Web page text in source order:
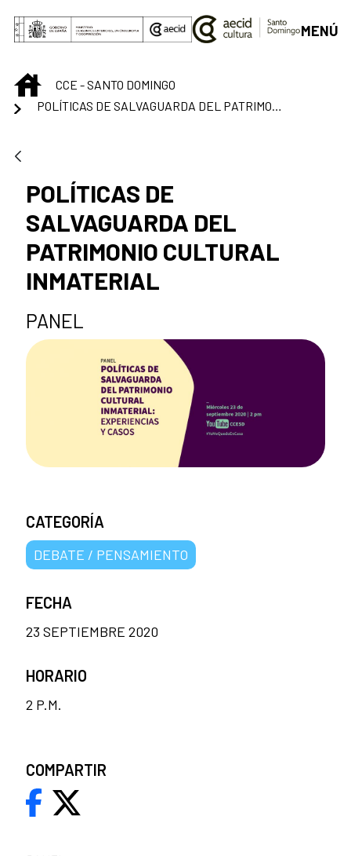
Saltar al contenido principal
MENÚ
INICIOCCE - SANTO DOMINGO
POLÍTICAS DE SALVAGUARDA DEL PATRIMONIO CULTURAL INMATERIAL
POLÍTICAS DE
SALVAGUARDA DEL
PATRIMONIO CULTURAL
INMATERIAL
PANEL
CATEGORÍA
DEBATE / PENSAMIENTO
FECHA
23 SEPTIEMBRE 2020
HORARIO
2 P.M.
COMPARTIR